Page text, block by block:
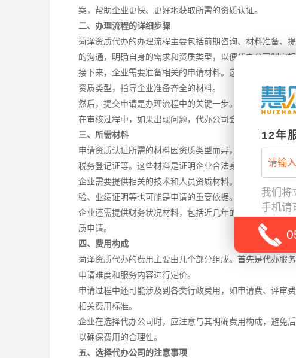
案，帮助企业更快、更好地获取所需的资质认证。
二、办理流程的详细步骤
菏泽资质代办的办理流程主要包括前期咨询、材料准备、
的沟通，明确自身的需求和资质类型，以便代办公司制定
接下来，企业需要准备相关的申请材料。这些材料通常包
资质类型，指导企业准备齐全的材料。
然后，提交申请是办理流程中的关键一步。代办公司会将
在审核过程中，如果出现问题，代办公司会及时与企业沟通
三、所需材料
申请资质认证所需的材料因资质类型而异，但通常包括以
税务登记证等。这些材料是证明企业合法身份的基础。
企业需要提供相关的技术和人员资质材料。例如，申请工
验、业绩证明等也可能是申请的重要依据。
企业还需提供财务状况材料，包括近几年的财务报表、审
质申请。
四、费用构成
菏泽资质代办的费用主要由几个部分组成。首先是代办服
申请难度和服务内容进行定价。
申请过程中还可能涉及到各类行政费用，如申请费、评审
相关费用标准。
企业在选择代办公司时，应注意与其明确费用构成，避免
以确保费用的合理性。
五、选择代办公司的注意事项
12年
我们将
手机请